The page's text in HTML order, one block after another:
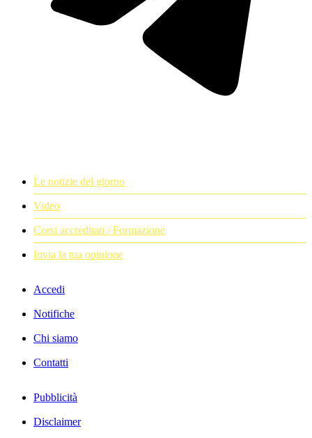
Le notizie del giorno
Video
Corsi accreditati / Formazione
Invia la tua opinione
Accedi
Notifiche
Chi siamo
Contatti
Pubblicità
Disclaimer